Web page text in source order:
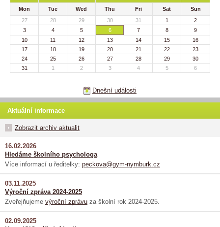
Mon Tue Wed Thu Fri Sat
Sun
27
28 29 30 31 1
2
3
4 5 6 7 8
9
10
11 12 13 14 15
16
17
18 19 20 21 22
23
24
25 26 27 28 29
30
31
1 2 3 4 5 6
Dnešní události
Aktuální informace
Zobrazit archiv aktualit
16.02.2026
Hledáme školního psychologa
Více informací u ředitelky: peckova@gym-nymburk.cz
03.11.2025
Výroční zpráva 2024-2025
Zveřejňujeme výroční zprávu za školní rok 2024-2025.
02.09.2025